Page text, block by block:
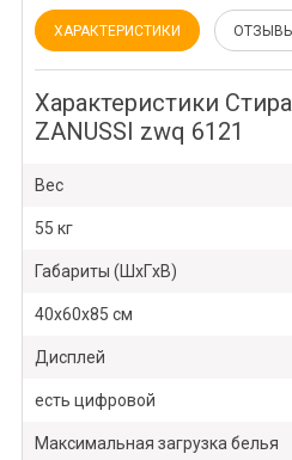
ХАРАКТЕРИСТИКИ ОТЗЫВЫ
Характеристики
ZANUSSI zwq 6121
Вес
55 кг
Габариты (ШxГxВ)
40x60x85 см
Дисплей
есть цифровой
Максимальная загрузка белья